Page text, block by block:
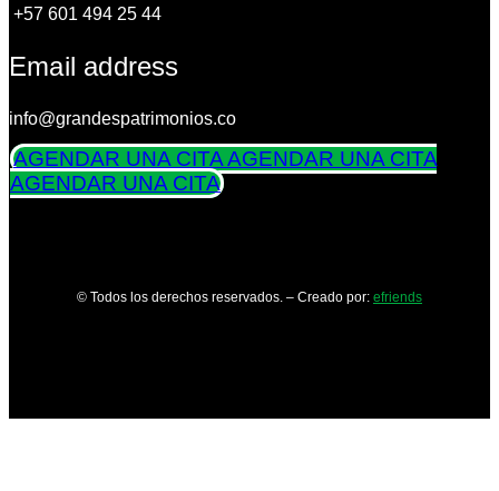
+57 601 494 25 44
Email address
info@grandespatrimonios.co
AGENDAR UNA CITAAGENDAR UNA CITA
AGENDAR UNA CITA
© Todos los derechos reservados. – Creado por: efriends